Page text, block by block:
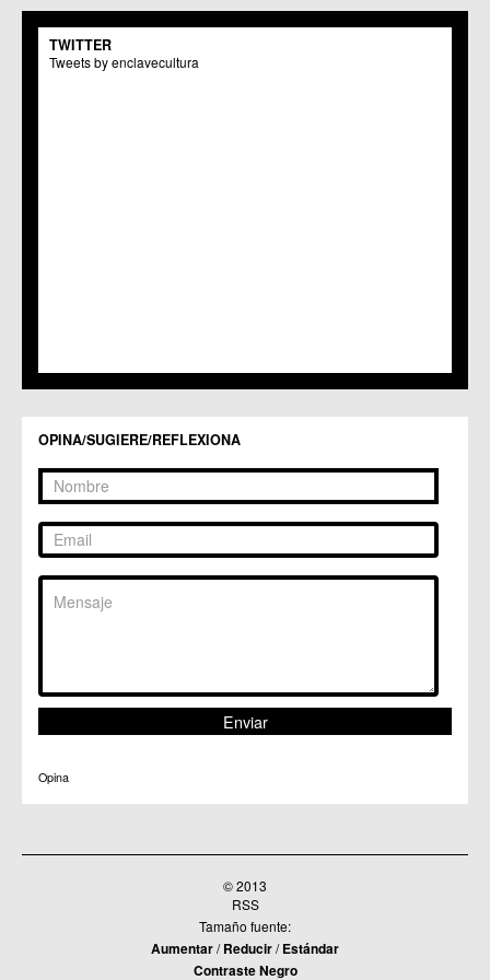
C.M. El Carmen
Centros Culturales
C.C. Puertas de Castilla
C.C. Zarandona
TWITTER
Tweets by enclavecultura
OPINA/SUGIERE/REFLEXIONA
Opina
© 2013
RSS
Tamaño fuente:
Aumentar/Reducir/Estándar
Contraste Negro